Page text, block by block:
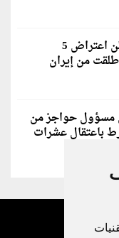
الجيش الأردني يعلن اعتراض 5
من إيران
مسؤول حواجز من
باعتقال عشرات